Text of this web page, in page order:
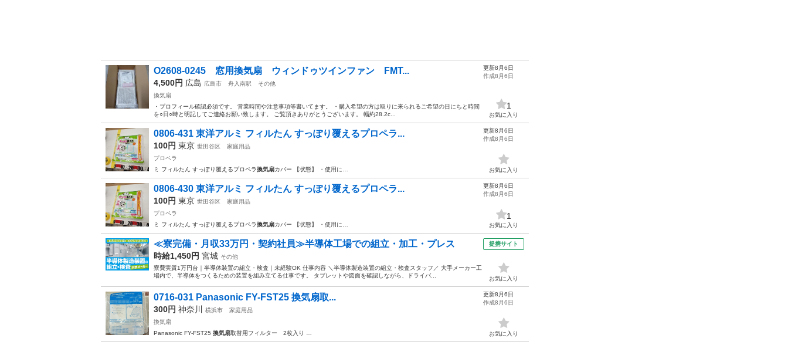
O2608-0245 窓用換気扇 ウィンドゥツインファン FMT...
4,500円 広島 広島市 舟入南駅
その他
換気扇
・プロフィール確認必須です。 営業時間や注意事項等書いてます。 ・購入希望の方は取りに来られるご希望の日にちと時間
を○日○時と明記してご連絡お願い致します。 ご覧頂きありがとうございます。 幅約28.2c...
更新8月6日
作成8月6日
1
お気に入り
0806-431 東洋アルミ フィルたん すっぽり覆えるプロペラ...
100円 東京 世田谷区
家庭用品
プロペラ
ミ フィルたん すっぽり覆えるプロペラ換気扇カバー 【状態】 ・使用に…
更新8月6日
作成8月6日
お気に入り
0806-430 東洋アルミ フィルたん すっぽり覆えるプロペラ...
100円 東京 世田谷区
家庭用品
プロペラ
ミ フィルたん すっぽり覆えるプロペラ換気扇カバー 【状態】 ・使用に…
更新8月6日
作成8月6日
1
お気に入り
≪寮完備・月収33万円・契約社員≫半導体工場での組立・加工・プレス
時給1,450円 宮城 その他
寮費実質1万円台｜半導体装置の組立・検査｜未経験OK 仕事内容 ＼半導体製造装置の組立・検査スタッフ／ 大手メーカー工
場内で、半導体をつくるための装置を組み立てる仕事です。 タブレットや図面を確認しながら、ドライバ...
提携サイト
お気に入り
0716-031 Panasonic FY-FST25 換気扇取...
300円 神奈川 横浜市
家庭用品
換気扇
Panasonic FY-FST25 換気扇取替用フィルター 2枚入り …
更新8月6日
作成8月6日
お気に入り